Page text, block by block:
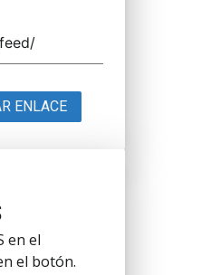
ENLACE
en el
el botón.